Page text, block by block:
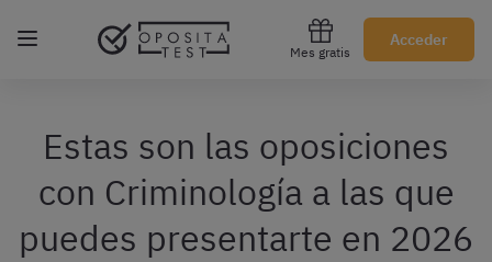
Mes gratis
Acceder
Regístrate gratis
Estas son las oposiciones
con Criminología a las que
puedes presentarte en 2026